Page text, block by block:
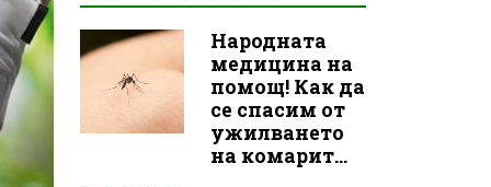
Народната
медицина на
помощ! Как да
се спасим от
ужилването
на комарит...